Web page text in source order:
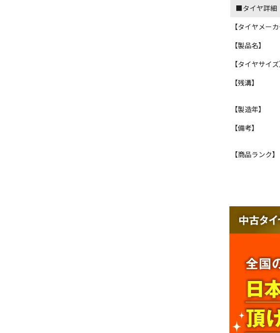
■タイヤ詳細
【タイヤメーカ
【製品名】
【タイヤサイズ
【残溝】
【製造年】
【備考】
【商品ランク】